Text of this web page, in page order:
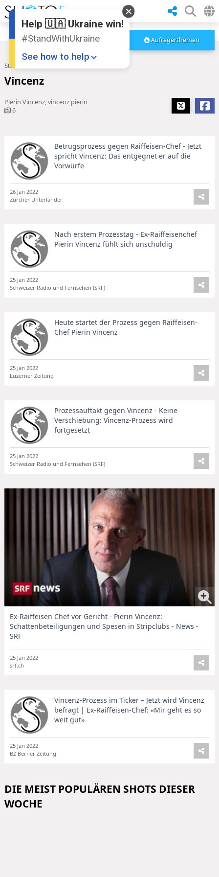
Aufregerthemen
Startseite
Vincenz
Pierin Vincenz, vincenz pierin
6
Betrugsprozess gegen Raiffeisen-Chef - Jetzt
spricht Vincenz: Das entgegnet er auf die
Vorwürfe
26 Jan 2022
Zürcher Unterländer
Nach erstem Prozesstag - Ex-Raiffeisenchef
Pierin Vincenz fühlt sich unschuldig
25 Jan 2022
Schweizer Radio und Fernsehen (SRF)
Heute startet der Prozess gegen Raiffeisen-
Chef Pierin Vincenz
25 Jan 2022
Luzerner Zeitung
Prozessauftakt gegen Vincenz - Keine
Verschiebung: Vincenz-Prozess wird
fortgesetzt
25 Jan 2022
Schweizer Radio und Fernsehen (SRF)
Ex-Raiffeisen Chef vor Gericht - Pierin Vincenz:
Schattenbeteiligungen und Spesen in Stripclubs - News -
SRF
25 Jan 2022
srf.ch
Vincenz-Prozess im Ticker – Jetzt wird Vincenz
befragt | Ex-Raiffeisen-Chef: «Mir geht es so
weit gut»
25 Jan 2022
BZ Berner Zeitung
DIE MEIST POPULÄREN SHOTS DIESER
WOCHE
Help 🇺🇦 Ukraine win!
#StandWithUkraine
See how to help
Donate
💸
Support Ukraine
Share this widget